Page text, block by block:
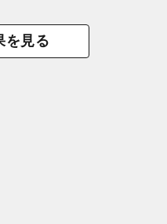
を見る